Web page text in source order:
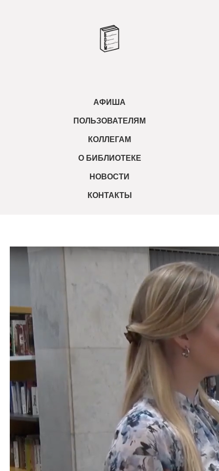
АФИША
ПОЛЬЗОВАТЕЛЯМ
КОЛЛЕГАМ
О БИБЛИОТЕКЕ
НОВОСТИ
КОНТАКТЫ